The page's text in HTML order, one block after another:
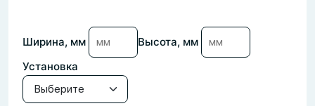
Ширина, мм
Высота, мм
Установка